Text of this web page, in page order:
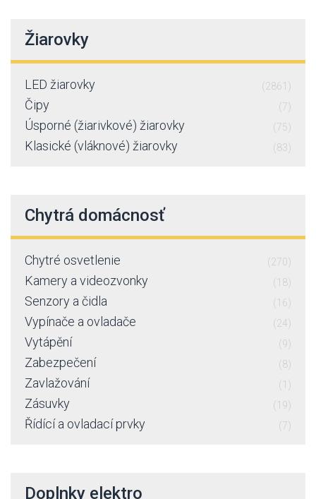
Žiarovky
LED žiarovky (2861)
Čipy (7)
Úsporné (žiarivkové) žiarovky (75)
Klasické (vláknové) žiarovky (83)
Chytrá domácnosť
Chytré osvetlenie (270)
Kamery a videozvonky (18)
Senzory a čidla (16)
Vypínače a ovladače (24)
Vytápění (9)
Zabezpečení (8)
Zavlažování (1)
Zásuvky (19)
Řídící a ovladací prvky (7)
Doplnky elektro